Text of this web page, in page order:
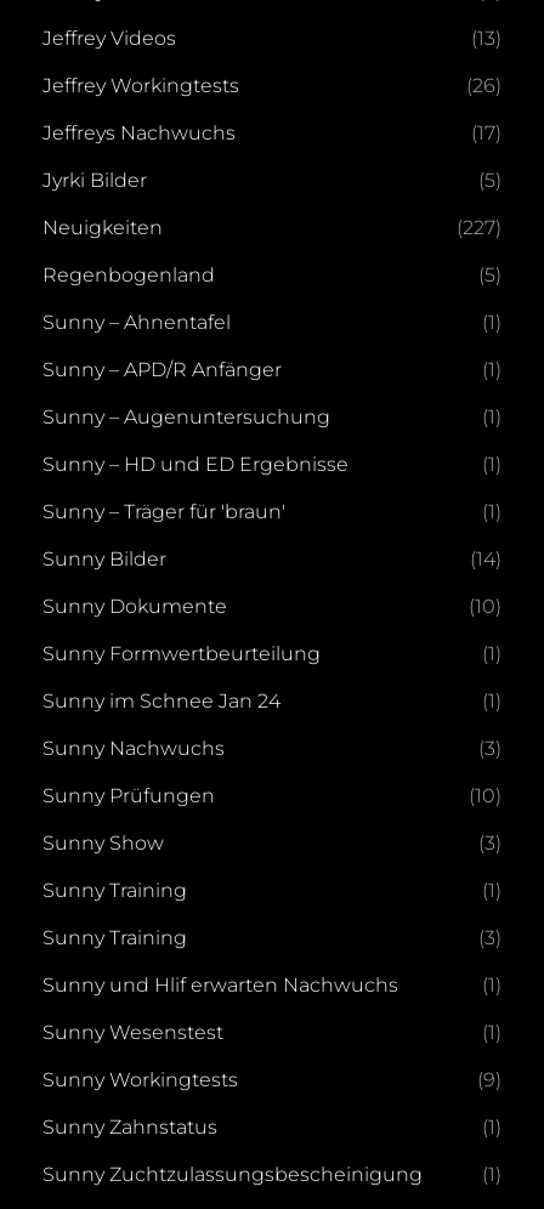
Jeffrey Videos (13)
Jeffrey Workingtests (26)
Jeffreys Nachwuchs (17)
Jyrki Bilder (5)
Neuigkeiten (227)
Regenbogenland (5)
Sunny – Ahnentafel (1)
Sunny – APD/R Anfänger (1)
Sunny – Augenuntersuchung (1)
Sunny – HD und ED Ergebnisse (1)
Sunny – Träger für 'braun' (1)
Sunny Bilder (14)
Sunny Dokumente (10)
Sunny Formwertbeurteilung (1)
Sunny im Schnee Jan 24 (1)
Sunny Nachwuchs (3)
Sunny Prüfungen (10)
Sunny Show (3)
Sunny Training (1)
Sunny Training (3)
Sunny und Hlif erwarten Nachwuchs (1)
Sunny Wesenstest (1)
Sunny Workingtests (9)
Sunny Zahnstatus (1)
Sunny Zuchtzulassungsbescheinigung (1)